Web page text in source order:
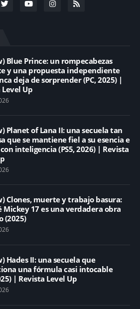
Blue Prince: un rompecabezas
y una propuesta independiente
deja de sorprender (PC, 2025) |
Level Up
Planet of Lana II: una secuela tan
que se mantiene fiel a su esencia e
inteligencia (PS5, 2026) | Revista
Clones, muerte y trabajo basura:
Mickey 17 es una verdadera obra
(2025)
Hades II: una secuela que
una fórmula casi intocable
| Revista Level Up